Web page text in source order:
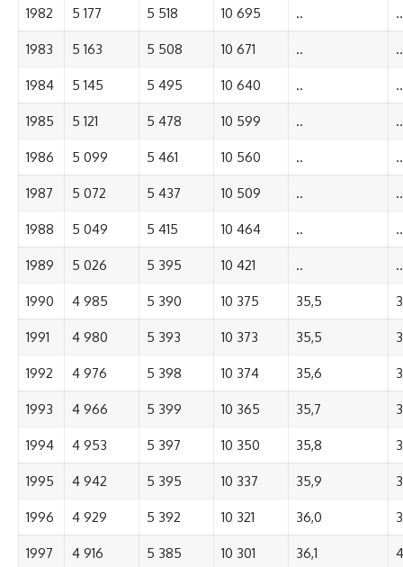
1982 5 177 5 518 10 695 .. ..
1983 5 163 5 508 10 671 .. ..
1984 5 145 5 495 10 640 .. ..
1985 5 121 5 478 10 599 .. ..
1986 5 099 5 461 10 560 .. ..
1987 5 072 5 437 10 509 .. ..
1988 5 049 5 415 10 464 .. ..
1989 5 026 5 395 10 421 .. ..
1990 4 985 5 390 10 375 35,5
1991 4 980 5 393 10 373 35,5
1992 4 976 5 398 10 374 35,6
1993 4 966 5 399 10 365 35,7
1994 4 953 5 397 10 350 35,8
1995 4 942 5 395 10 337 35,9
1996 4 929 5 392 10 321 36,0
1997 4 916 5 385 10 301 36,1